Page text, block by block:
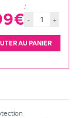
:
- +
AU PANIER